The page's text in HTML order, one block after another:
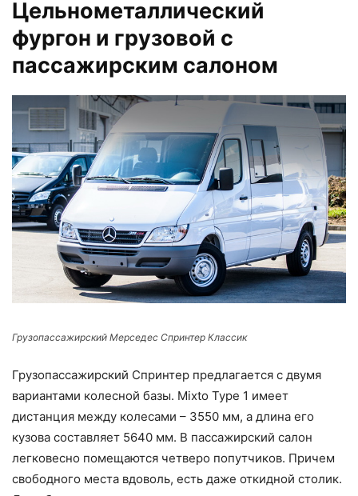
Цельнометаллический
фургон и грузовой с
пассажирским салоном
Грузопассажирский Мерседес Спринтер Классик
Грузопассажирский Спринтер предлагается с двумя
вариантами колесной базы. Mixto Type 1 имеет
дистанция между колесами – 3550 мм, а длина его
кузова составляет 5640 мм. В пассажирский салон
легковесно помещаются четверо попутчиков. Причем
свободного места вдоволь, есть даже откидной столик.